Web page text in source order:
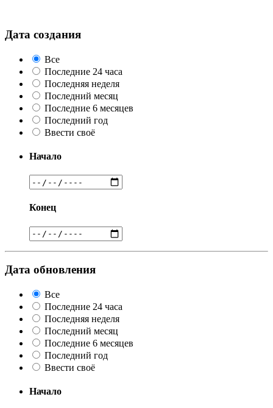
Дата создания
Все
Последние 24 часа
Последняя неделя
Последний месяц
Последние 6 месяцев
Последний год
Ввести своё
Начало
Конец
Дата обновления
Все
Последние 24 часа
Последняя неделя
Последний месяц
Последние 6 месяцев
Последний год
Ввести своё
Начало